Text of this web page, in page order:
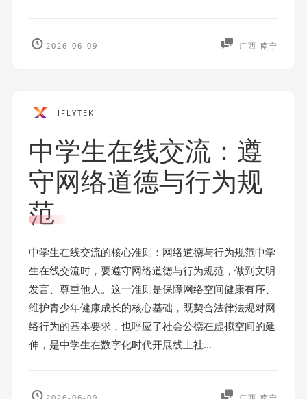
2026-06-09 广西 南宁
IFLYTEK
中学生在线交流：遵
守网络道德与行为规
范
中学生在线交流的核心准则：网络道德与行为规范中学
生在线交流时，要遵守网络道德与行为规范，做到文明
发言、尊重他人。这一准则是保障网络空间健康有序、
维护青少年健康成长的核心基础，既契合法律法规对网
络行为的基本要求，也呼应了社会公德在虚拟空间的延
伸，是中学生在数字化时代开展线上社...
2026-06-09 广西 南宁